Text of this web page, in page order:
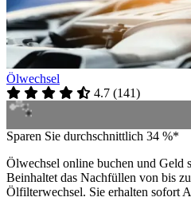
Ölwechsel
4.7 (141)
Sparen Sie durchschnittlich 34 %*
Ölwechsel online buchen und Geld
Beinhaltet das Nachfüllen von bis
Ölfilterwechsel. Sie erhalten sofort